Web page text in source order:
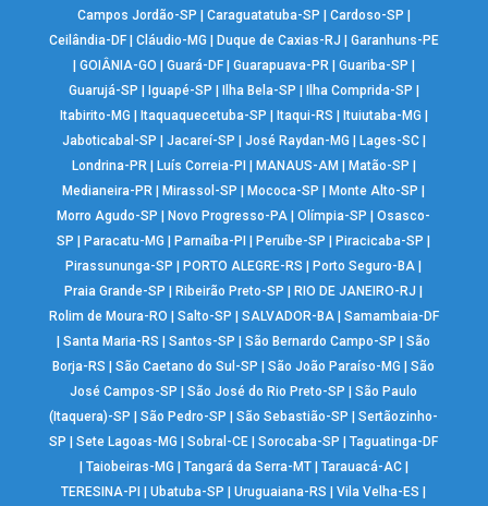
Campos Jordão-SP
Caraguatatuba-SP Cardoso-SP
Ceilândia-DF| Cláudio-MG Duque de Caxias-RJ
Garanhuns-PE
GOIÂNIA-GO Guará-DF| Guarapuava-PR| Guariba-SP
Guarujá-SP
Iguapé-SP Ilha Bela-SP Ilha Comprida-SP
Itabirito-MG
Itaquaquecetuba-SP Itaqui-RS Ituiutaba-MG
Jaboticabal-SP
Jacareí-SP José Raydan-MG Lages-SC|
Londrina-PR| Luís Correia-PI MANAUS-AM Matão-SP
Medianeira-PR
Mirassol-SP Mococa-SP Monte Alto-SP
Morro Agudo-SP
Novo Progresso-PA |Olímpia-SP |Osasco-
SP
Paracatu-MG Parnaíba-PI Peruíbe-SP Piracicaba-SP
Pirassununga-SP
PORTO ALEGRE-RS Porto Seguro-BA
Praia Grande-SP
Ribeirão Preto-SP RIO DE JANEIRO-RJ
Rolim de Moura-RO
Salto-SP SALVADOR-BA| Samambaia-DF
|Santa Maria-RS |Santos-SP |São Bernardo Campo-SP |São
Borja-RS
|São Caetano do Sul-SP |São João Paraíso-MG |São
José Campos-SP
|São José do Rio Preto-SP |São Paulo
(Itaquera)-SP
|São Pedro-SP |São Sebastião-SP |Sertãozinho-
SP
|Sete Lagoas-MG |Sobral-CE |Sorocaba-SP |Taguatinga-DF
Taiobeiras-MG Tangará da Serra-MT| Tarauacá-AC|
TERESINA-PI
|Ubatuba-SP |Uruguaiana-RS |Vila Velha-ES